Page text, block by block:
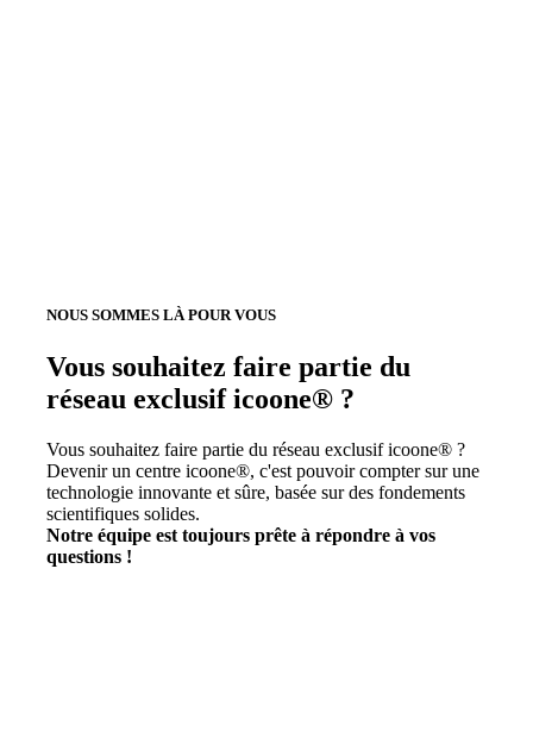
NOUS SOMMES LÀ POUR VOUS
Vous souhaitez faire partie du
réseau exclusif icoone® ?
Vous souhaitez faire partie du réseau exclusif icoone® ?
Devenir un centre icoone®, c'est pouvoir compter sur une
technologie innovante et sûre, basée sur des fondements
scientifiques solides.
Notre équipe est toujours prête à répondre à vos
questions !